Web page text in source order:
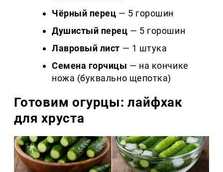
Чёрный перец — 5 горошин
Душистый перец — 5 горошин
Лавровый лист — 1 штука
Семена горчицы — на кончике
ножа (буквально щепотка)
Готовим огурцы: лайфхак
для хруста